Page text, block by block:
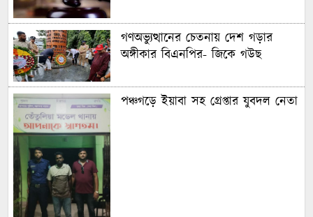
গণঅভ্যুত্থানের চেতনায় দেশ গড়ার
অঙ্গীকার বিএনপির- জিকে গউছ
পঞ্চগড়ে ইয়াবা সহ গ্রেপ্তার যুবদল নেতা